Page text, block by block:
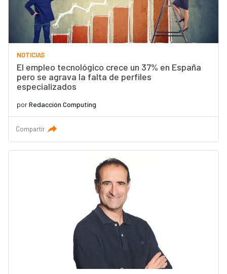
NOTICIAS
El empleo tecnológico crece un 37% en España
pero se agrava la falta de perfiles
especializados
porRedacción Computing
Compartir